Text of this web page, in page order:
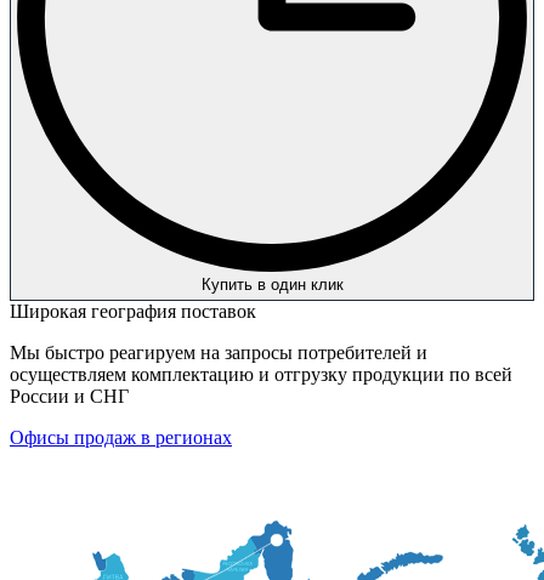
Купить в один клик
Широкая география поставок
Мы быстро реагируем на запросы потребителей и
осуществляем комплектацию и отгрузку продукции по всей
России и СНГ
Офисы продаж в регионах